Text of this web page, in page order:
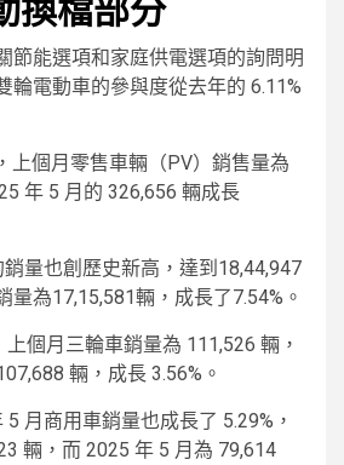
換檔部分
節能選項和家庭供電選項的詢問明
輪電動車的參與度從去年的 6.11%
上個月零售車輛（PV）銷售量為
年 5 月的 326,656 輛成長
量也創歷史新高，達到18,44,947
量為17,15,581輛，成長了7.54%。
上個月三輪車銷量為 111,526 輛，
輛，成長 3.56%。
月商用車銷量也成長了 5.29%，
輛，而 2025 年 5 月為 79,614